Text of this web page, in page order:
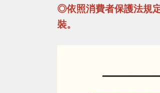
◎依照消費者保護法規
裝。